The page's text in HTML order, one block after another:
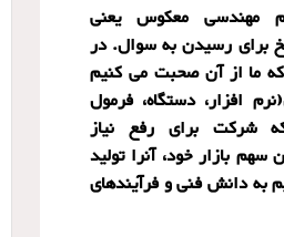
مهندسی معکوس یعنی
برای رسیدن به سوال. در
ما از آن صحبت می کنیم
افزار، دستگاه، فرمول
شرکت برای رفع نیاز
سهم بازار خود، آنرا تولید
به دانش فنی و فرآیندهای